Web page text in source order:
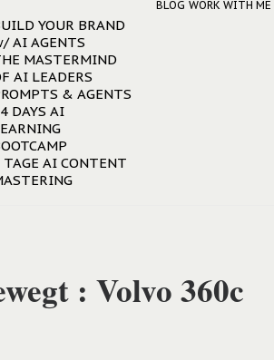
YOUR BRAND
AI AGENTS
MASTERMIND
AI LEADERS
& AGENTS
DAYS AI
TAGE AI CONTENT
BLOG WORK WITH ME
: Volvo 360c